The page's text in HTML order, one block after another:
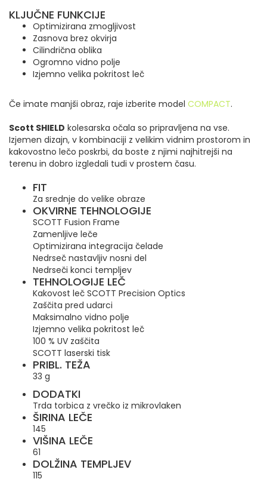
KLJUČNE FUNKCIJE
Optimizirana zmogljivost
Zasnova brez okvirja
Cilindrična oblika
Ogromno vidno polje
Izjemno velika pokritost leč
Če imate manjši obraz, raje izberite model COMPACT.
Scott SHIELD kolesarska očala so pripravljena na vse.
Izjemen dizajn, v kombinaciji z velikim vidnim prostorom in
kakovostno lečo poskrbi, da boste z njimi najhitrejši na
terenu in dobro izgledali tudi v prostem času.
FIT
Za srednje do velike obraze
OKVIRNE TEHNOLOGIJE
SCOTT Fusion Frame
Zamenljive leče
Optimizirana integracija čelade
Nedrseč nastavljiv nosni del
Nedrseči konci templjev
TEHNOLOGIJE LEČ
Kakovost leč SCOTT Precision Optics
Zaščita pred udarci
Maksimalno vidno polje
Izjemno velika pokritost leč
100 % UV zaščita
SCOTT laserski tisk
PRIBL. TEŽA
33 g
DODATKI
Trda torbica z vrečko iz mikrovlaken
ŠIRINA LEČE
145
VIŠINA LEČE
61
DOLŽINA TEMPLJEV
115